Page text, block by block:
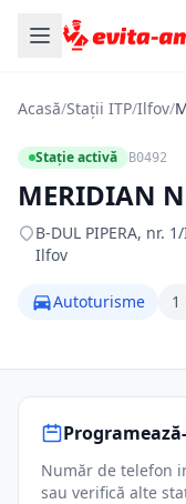
Acasă/Stații ITP/Ilfov/
Stație activă B0492
MERIDIAN
B-DUL PIPERA, nr.
Ilfov
Autoturisme 1
Număr de telefon
sau verifică alte